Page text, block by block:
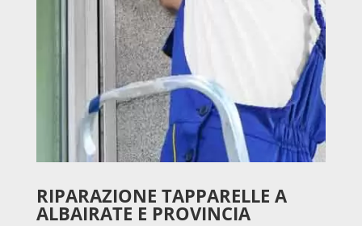
RIPARAZIONE TAPPARELLE A
ALBAIRATE E PROVINCIA